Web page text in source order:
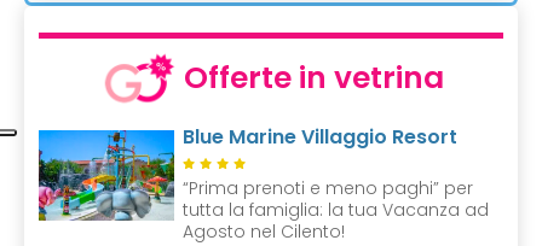
Offerte in vetrina
Blue Marine Villaggio Resort
“Prima prenoti e meno paghi” per
tutta la famiglia: la tua Vacanza ad
Agosto nel Cilento!